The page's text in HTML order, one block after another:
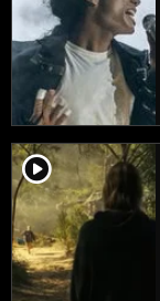
player2